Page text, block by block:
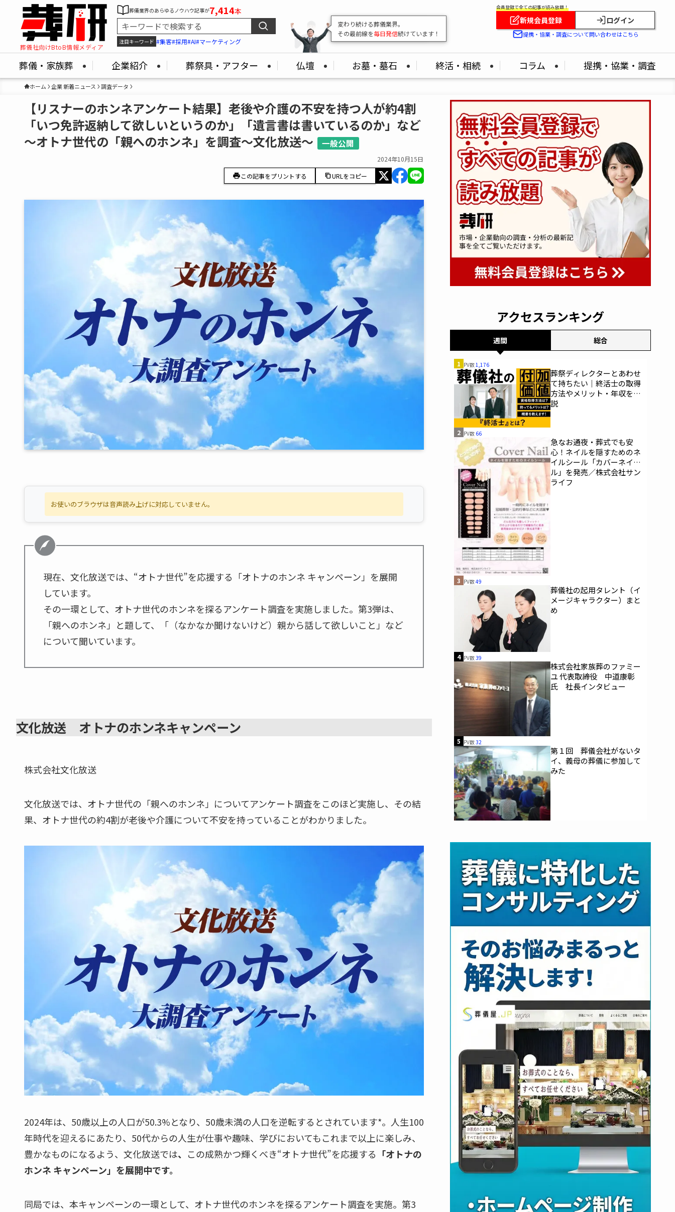
葬儀社向けBtoB情報メディア
葬儀業界のあらゆるノウハウ記事が7,414本
注目キーワード #集客#採用#AI#マーケティング
変わり続ける葬儀業界。
その最前線を毎日発信続けています！
会員登録で全ての記事が読み放題！
新規会員登録 ログイン
提携・協業・調査について問い合わせはこちら
葬儀・家族葬 企業紹介 葬祭具・アフター 仏壇 お墓・墓石 終活・相続 コラム 提携・協業・調査
ホーム 企業 新着ニュース 調査データ
【リスナーのホンネアンケート結果】老後や介護の不安を持つ人が約4割
「いつ免許返納して欲しいというのか」「遺言書は書いているのか」など
～オトナ世代の「親へのホンネ」を調査～文化放送～
一般公開
2024年10月15日
この記事をプリントする
URLをコピー
お使いのブラウザは音声読み上げに対応していません。
現在、文化放送では、“オトナ世代”を応援する「オトナのホンネ キャンペーン」を展開
しています。
その一環として、オトナ世代のホンネを探るアンケート調査を実施しました。第3弾は、
「親へのホンネ」と題して、「（なかなか聞けないけど）親から話して欲しいこと」など
について聞いています。
文化放送 オトナのホンネキャンペーン
株式会社文化放送
文化放送では、オトナ世代の「親へのホンネ」についてアンケート調査をこのほど実施し、その結
果、オトナ世代の約4割が老後や介護について不安を持っていることがわかりました。
2024年は、50歳以上の人口が50.3%となり、50歳未満の人口を逆転するとされています*。人生100
年時代を迎えるにあたり、50代からの人生が仕事や趣味、学びにおいてもこれまで以上に楽しみ、
豊かなものになるよう、文化放送では、 この成熟かつ輝くべき“オトナ世代”を応援する 「オトナの
ホンネ キャンペーン」を展開中です。
同局では、本キャンペーンの一環として、オトナ世代のホンネを探るアンケート調査を実施。第3
アクセスランキング
週間 総合
1 PV数1,176
葬祭ディレクターとあわせ
て持ちたい｜終活士の取得
方法やメリット・年収を解
説
2 PV数 66
急なお通夜・葬式でも安
心！ネイルを隠すためのネ
イルシール「カバーネイ
ル」を発売／株式会社サン
ライフ
3 PV数49
葬儀社の起用タレント（イ
メージキャラクター）まと
め
4 PV数39
株式会社家族葬のファミー
ユ 代表取締役 中道康彰
氏 社長インタビュー
5 PV数32
第１回 葬儀会社がないタ
イ、義母の葬儀に参加して
みた